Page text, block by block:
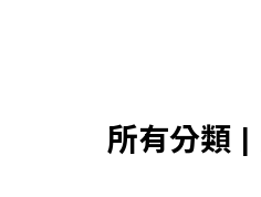
所有分類 |